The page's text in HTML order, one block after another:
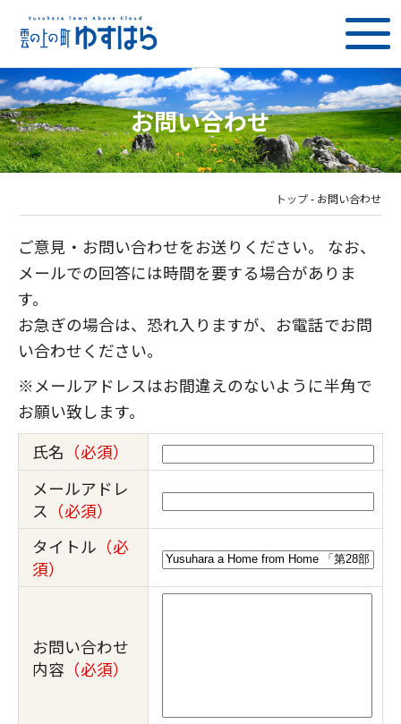
お問い合わせ
トップ - お問い合わせ
ご意見・お問い合わせをお送りください。 なお、
メールでの回答には時間を要する場合がありま
す。
お急ぎの場合は、恐れ入りますが、お電話でお問
い合わせください。
※メールアドレスはお間違えのないように半角で
お願い致します。
氏名 （必須）
メールアドレ
ス （必須）
タイトル （必
須）
お問い合わせ
内容 （必須）